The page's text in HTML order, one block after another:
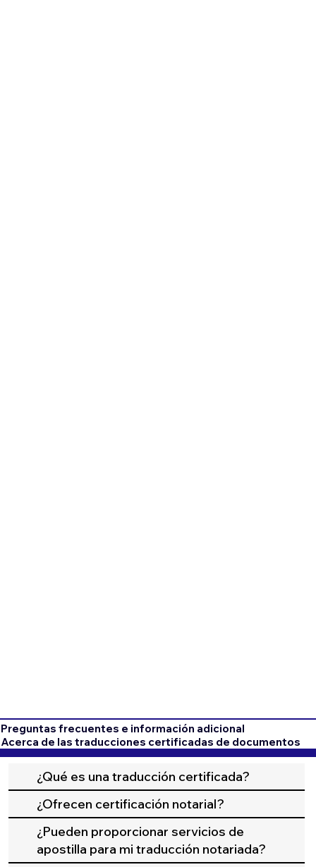
Preguntas frecuentes e información adicional
Acerca de las traducciones certificadas de documentos
¿Qué es una traducción certificada?
¿Ofrecen certificación notarial?
¿Pueden proporcionar servicios de
apostilla para mi traducción notariada?